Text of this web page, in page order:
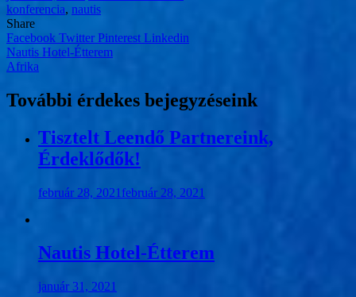
konferencia, nautis
Share
Facebook Twitter Pinterest Linkedin
Bejegyzés
navigáció
Nautis Hotel-Étterem
Afrika
További érdekes bejegyzéseink
Tisztelt Leendő Partnereink,
Érdeklődők!
február 28, 2021 február 28, 2021
Nautis Hotel-Étterem
január 31, 2021